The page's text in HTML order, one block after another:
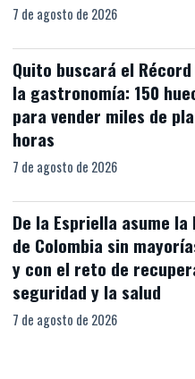
7 de agosto de 2026
Quito buscará el Récord
la gastronomía: 150
para vender miles de
horas
7 de agosto de 2026
De la Espriella asume
de Colombia sin
y con el reto de
seguridad y la salud
7 de agosto de 2026